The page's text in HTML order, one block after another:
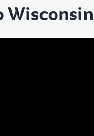
Wisconsin